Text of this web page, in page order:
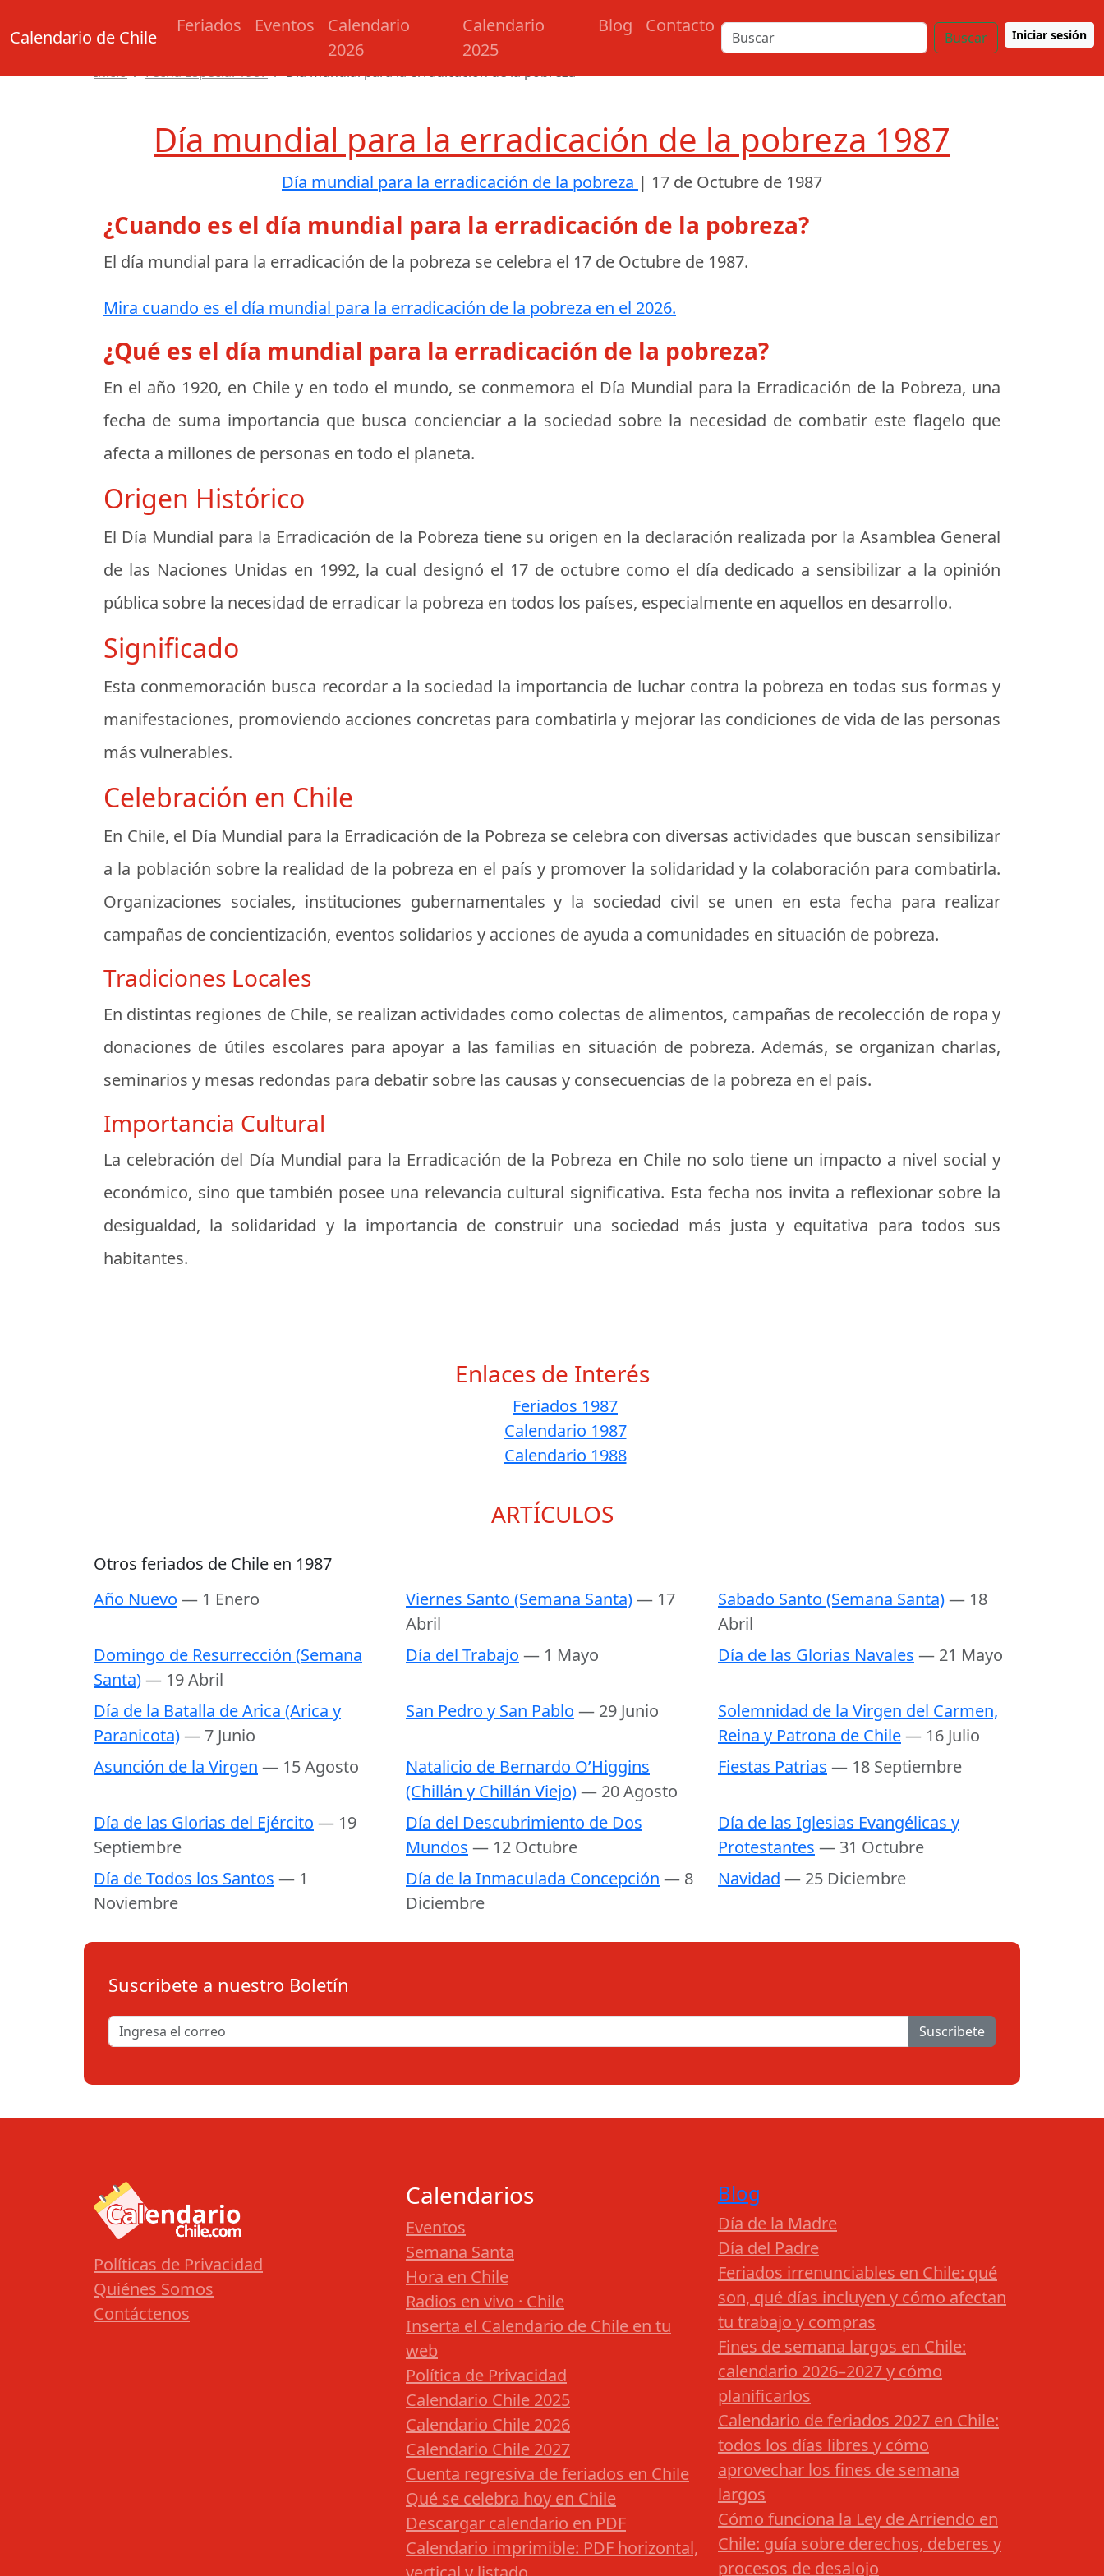
Calendario de Chile
Feriados Eventos
Calendario
2026
Calendario
2025
Blog Contacto
Buscar Iniciar sesión
Inicio Fecha Especial 1987 Día mundial para la erradicación de la pobreza
Día mundial para la erradicación de la pobreza 1987
Día mundial para la erradicación de la pobreza | 17 de Octubre de 1987
¿Cuando es el día mundial para la erradicación de la pobreza?
El día mundial para la erradicación de la pobreza se celebra el 17 de Octubre de 1987.
Mira cuando es el día mundial para la erradicación de la pobreza en el 2026.
¿Qué es el día mundial para la erradicación de la pobreza?
En el año 1920, en Chile y en todo el mundo, se conmemora el Día Mundial para la Erradicación de la Pobreza, una
fecha de suma importancia que busca concienciar a la sociedad sobre la necesidad de combatir este flagelo que
afecta a millones de personas en todo el planeta.
Origen Histórico
El Día Mundial para la Erradicación de la Pobreza tiene su origen en la declaración realizada por la Asamblea General
de las Naciones Unidas en 1992, la cual designó el 17 de octubre como el día dedicado a sensibilizar a la opinión
pública sobre la necesidad de erradicar la pobreza en todos los países, especialmente en aquellos en desarrollo.
Significado
Esta conmemoración busca recordar a la sociedad la importancia de luchar contra la pobreza en todas sus formas y
manifestaciones, promoviendo acciones concretas para combatirla y mejorar las condiciones de vida de las personas
más vulnerables.
Celebración en Chile
En Chile, el Día Mundial para la Erradicación de la Pobreza se celebra con diversas actividades que buscan sensibilizar
a la población sobre la realidad de la pobreza en el país y promover la solidaridad y la colaboración para combatirla.
Organizaciones sociales, instituciones gubernamentales y la sociedad civil se unen en esta fecha para realizar
campañas de concientización, eventos solidarios y acciones de ayuda a comunidades en situación de pobreza.
Tradiciones Locales
En distintas regiones de Chile, se realizan actividades como colectas de alimentos, campañas de recolección de ropa y
donaciones de útiles escolares para apoyar a las familias en situación de pobreza. Además, se organizan charlas,
seminarios y mesas redondas para debatir sobre las causas y consecuencias de la pobreza en el país.
Importancia Cultural
La celebración del Día Mundial para la Erradicación de la Pobreza en Chile no solo tiene un impacto a nivel social y
económico, sino que también posee una relevancia cultural significativa. Esta fecha nos invita a reflexionar sobre la
desigualdad, la solidaridad y la importancia de construir una sociedad más justa y equitativa para todos sus
habitantes.
Enlaces de Interés
Feriados 1987
Calendario 1987
Calendario 1988
ARTÍCULOS
Otros feriados de Chile en 1987
Año Nuevo — 1 Enero Viernes Santo (Semana Santa)— 17
Abril
Sabado Santo (Semana Santa)— 18
Abril
Domingo de Resurrección (Semana
Santa)— 19 Abril
Día del Trabajo — 1 Mayo Día de las Glorias Navales — 21 Mayo
Día de la Batalla de Arica (Arica y
Paranicota)— 7 Junio
San Pedro y San Pablo — 29 Junio
Solemnidad de la Virgen del Carmen,
Reina y Patrona de Chile— 16 Julio
Asunción de la Virgen — 15 Agosto
Natalicio de Bernardo O’Higgins
(Chillán y Chillán Viejo)— 20 Agosto
Fiestas Patrias — 18 Septiembre
Día de las Glorias del Ejército — 19
Septiembre
Día del Descubrimiento de Dos
Mundos — 12 Octubre
Día de las Iglesias Evangélicas y
Protestantes — 31 Octubre
Día de Todos los Santos — 1
Noviembre
Día de la Inmaculada Concepción — 8
Diciembre
Navidad — 25 Diciembre
Suscribete a nuestro Boletín
Suscribete
Políticas de Privacidad
Quiénes Somos
Contáctenos
Calendarios
Eventos
Semana Santa
Hora en Chile
Radios en vivo · Chile
Inserta el Calendario de Chile en tu
web
Política de Privacidad
Calendario Chile 2025
Calendario Chile 2026
Calendario Chile 2027
Cuenta regresiva de feriados en Chile
Qué se celebra hoy en Chile
Descargar calendario en PDF
Calendario imprimible: PDF horizontal,
Blog
Día de la Madre
Día del Padre
Feriados irrenunciables en Chile: qué
son, qué días incluyen y cómo afectan
tu trabajo y compras
Fines de semana largos en Chile:
calendario 2026–2027 y cómo
planificarlos
Calendario de feriados 2027 en Chile:
todos los días libres y cómo
aprovechar los fines de semana
largos
Cómo funciona la Ley de Arriendo en
Chile: guía sobre derechos, deberes y
procesos de desalojo